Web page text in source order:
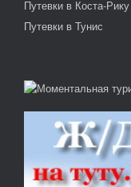
Путевки в Коста-Рику
Путевки в Тунис